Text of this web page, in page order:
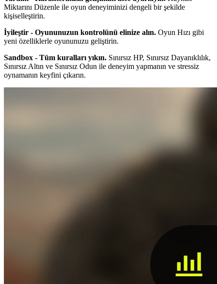
Miktarını Düzenle ile oyun deneyiminizi dengeli bir şekilde
kişiselleştirin.
İyileştir - Oyununuzun kontrolünü elinize alın. Oyun Hızı gibi
yeni özelliklerle oyununuzu geliştirin.
Sandbox - Tüm kuralları yıkın. Sınırsız HP, Sınırsız Dayanıklılık,
Sınırsız Altın ve Sınırsız Odun ile deneyim yapmanın ve stressiz
oynamanın keyfini çıkarın.